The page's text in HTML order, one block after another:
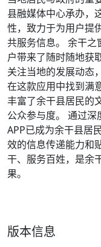
县融媒体中心承办，
性，致力于为用户提
共服务信息。 余干之
户带来了随时随地获
关注当地的发展动态
在这款应用中找到满
丰富了余干县居民的
公众参与度。 通过
APP已成为余干县居
效的信息传递能力和
干、服务百姓，是余
果。
版本信息